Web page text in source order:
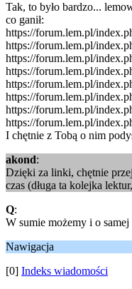
Tak, to było bardzo...
co ganił:
https://forum.lem.pl/
https://forum.lem.pl/
https://forum.lem.pl/
https://forum.lem.pl/
https://forum.lem.pl/
https://forum.lem.pl/
https://forum.lem.pl/
https://forum.lem.pl/
I chętnie z Tobą o nim
akond:
Dzięki za linki, chętnie
czas (długa ta kolejka
Q:
W sumie możemy i o
Nawigacja
[0] Indeks wiadomości